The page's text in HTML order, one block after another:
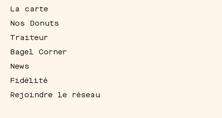
La carte
Nos Donuts
Traiteur
Bagel Corner
News
Fidélité
Rejoindre le réseau